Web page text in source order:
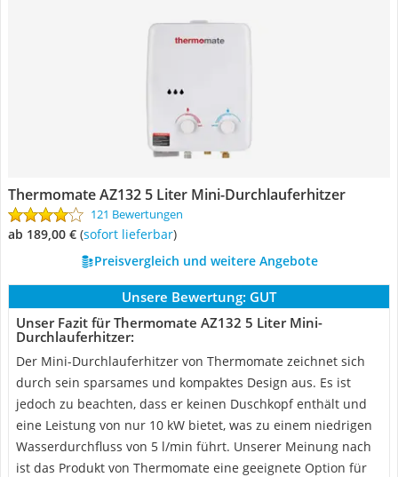
Thermomate AZ132 5 Liter Mini-Durchlauferhitzer
121 Bewertungen
ab 189,00 € ( Sofort lieferbar)
Preisvergleich und weitere Angebote
Unsere Bewertung: GUT
Unser Fazit für Thermomate AZ132 5 Liter Mini-
Durchlauferhitzer:
Der Mini-Durchlauferhitzer von Thermomate zeichnet sich
durch sein sparsames und kompaktes Design aus. Es ist
jedoch zu beachten, dass er keinen Duschkopf enthält und
eine Leistung von nur 10 kW bietet, was zu einem niedrigen
Wasserdurchfluss von 5 l/min führt. Unserer Meinung nach
ist das Produkt von Thermomate eine geeignete Option für